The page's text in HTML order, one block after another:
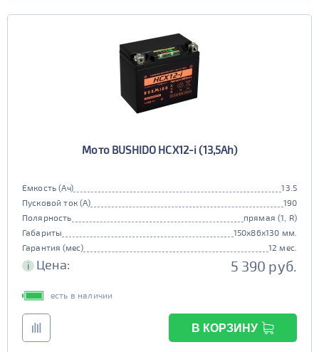
Мото BUSHIDO HCX12-i (13,5Ah)
Емкость (Ач)
13.5
Пусковой ток (А)
190
Полярность
прямая (1, R)
Габариты
150x86x130 мм.
Гарантия (мес)
12 мес.
i Цена: 5 390 руб.
есть в наличии
В КОРЗИНУ